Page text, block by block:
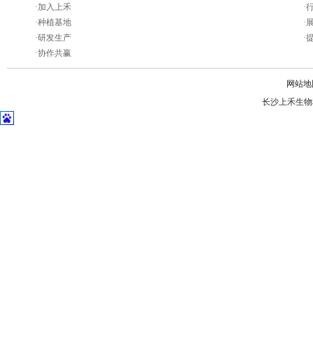
·加入上禾
·种植基地
·研发生产
·协作共赢
·
·
·
网站
长沙上禾生物